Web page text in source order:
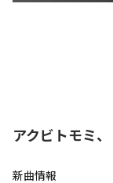
アクビトモミ、
新曲情報